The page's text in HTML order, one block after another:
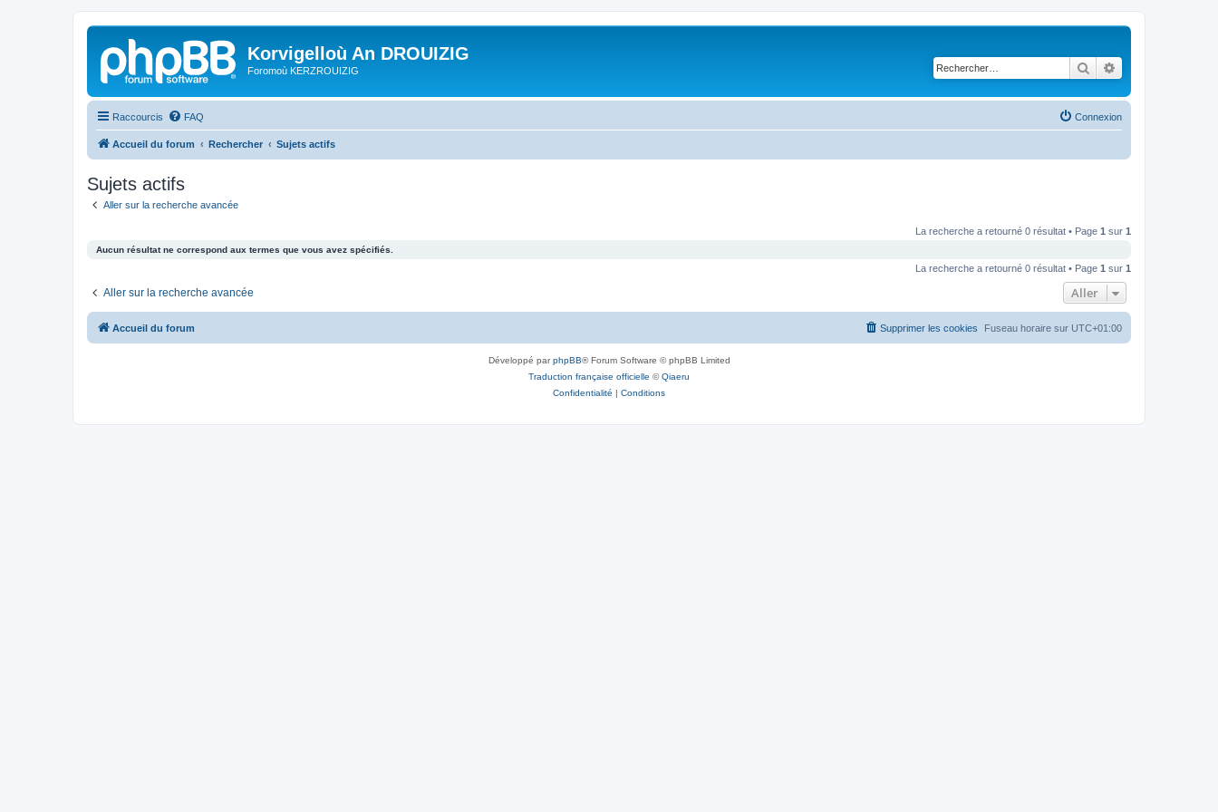
Korvigelloù An DROUIZIG
Foromoù KERZROUIZIG Rechercher
Raccourcis FAQ Connexion
Accueil du forum Rechercher Sujets actifs
Sujets actifs
Aller sur la recherche avancée
La recherche a retourné 0 résultat • Page 1 sur 1
Aucun résultat ne correspond aux termes que vous avez spécifiés.
La recherche a retourné 0 résultat • Page 1 sur 1
Aller sur la recherche avancée Aller
Accueil du forum Fuseau horaire sur UTC+01:00
Supprimer les cookies
Développé parphpBB® Forum Software © phpBB Limited
Traduction française officielle ©Qiaeru
Confidentialité | Conditions